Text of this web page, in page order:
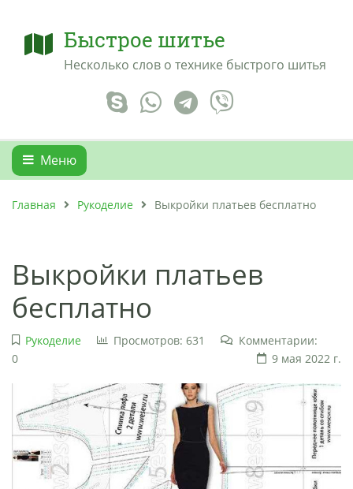
Быстрое шитье
Несколько слов о технике быстрого шитья
Меню
Главная Рукоделие Выкройки платьев бесплатно
Выкройки платьев
бесплатно
Рукоделие Просмотров: 631
Комментарии:
0
9 мая 2022 г.